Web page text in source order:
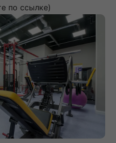
по ссылке)